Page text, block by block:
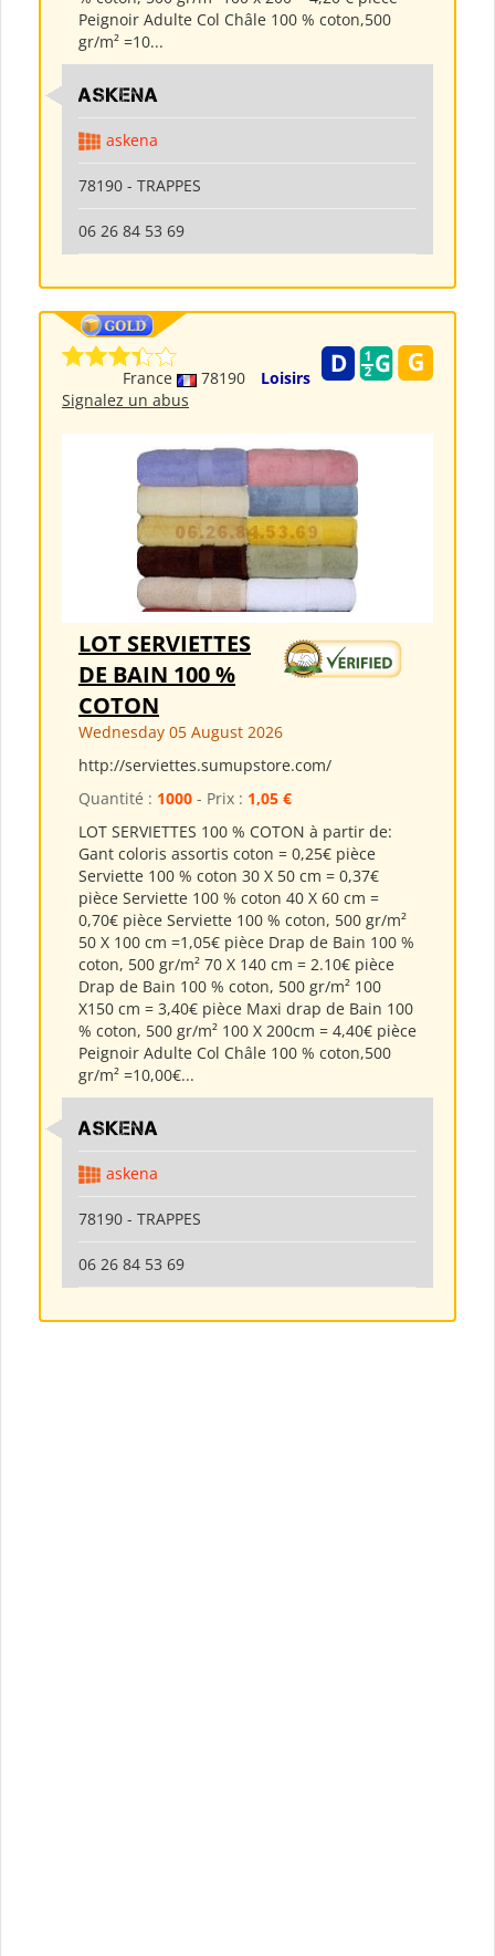
Peignoir Adulte Col Châle 100 % coton,500
gr/m² =10...
ASKENA
askena
78190 - TRAPPES
06 26 84 53 69
France 78190
Loisirs
Signalez un abus
LOT SERVIETTES
DE BAIN 100 %
COTON
Wednesday 05 August 2026
http://serviettes.sumupstore.com/
Quantité : 1000 - Prix : 1,05 €
LOT SERVIETTES 100 % COTON à partir de:
Gant coloris assortis coton = 0,25€ pièce
Serviette 100 % coton 30 X 50 cm = 0,37€
pièce Serviette 100 % coton 40 X 60 cm =
0,70€ pièce Serviette 100 % coton, 500 gr/m²
50 X 100 cm =1,05€ pièce Drap de Bain 100 %
coton, 500 gr/m² 70 X 140 cm = 2.10€ pièce
Drap de Bain 100 % coton, 500 gr/m² 100
X150 cm = 3,40€ pièce Maxi drap de Bain 100
% coton, 500 gr/m² 100 X 200cm = 4,40€ pièce
Peignoir Adulte Col Châle 100 % coton,500
gr/m² =10,00€...
ASKENA
askena
78190 - TRAPPES
06 26 84 53 69